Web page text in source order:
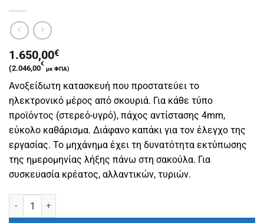
1.650,00€
(2.046,00
€
με ΦΠΑ)
Ανοξείδωτη κατασκευή που προστατεύει το
ηλεκτρονικό μέρος από σκουριά. Για κάθε τύπο
προϊόντος (στερεό-υγρό), πάχος αντίστασης 4mm,
εύκολο καθάρισμα. Διάφανο καπάκι για τον έλεγχο της
εργασίας. Το μηχάνημα έχει τη δυνατότητα εκτύπωσης
της ημερομηνίας λήξης πάνω στη σακούλα. Για
συσκευασία κρέατος, αλλαντικών, τυριών.
Vacuum Kunba DZ 400 εσωτερικής αναρρόφησης επιτραπέζιο